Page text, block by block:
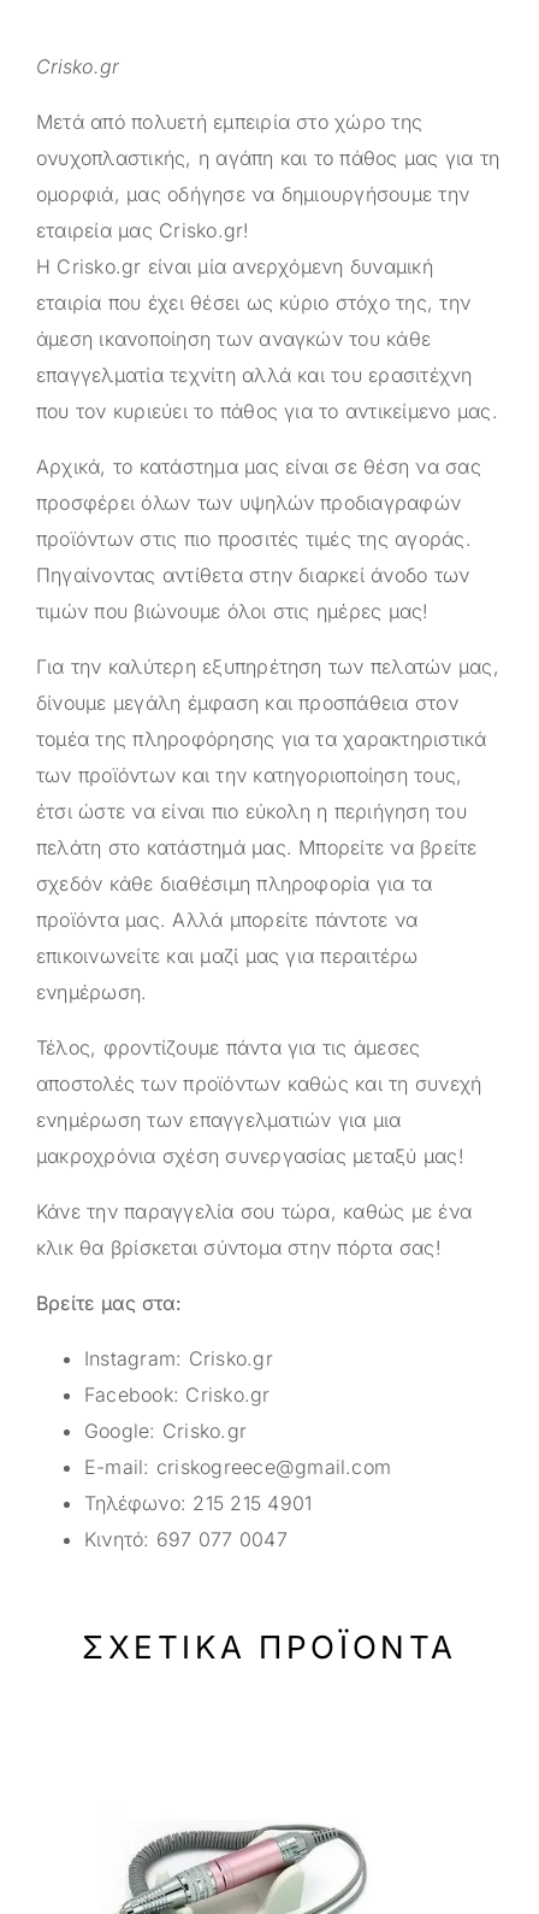
Crisko.gr
Μετά από πολυετή εμπειρία στο χώρο της
ονυχοπλαστικής, η αγάπη και το πάθος μας για τη
ομορφιά, μας οδήγησε να δημιουργήσουμε την
εταιρεία μας Crisko.gr!
Η Crisko.gr είναι μία ανερχόμενη δυναμική
εταιρία που έχει θέσει ως κύριο στόχο της, την
άμεση ικανοποίηση των αναγκών του κάθε
επαγγελματία τεχνίτη αλλά και του ερασιτέχνη
που τον κυριεύει το πάθος για το αντικείμενο μας.
Αρχικά, το κατάστημα μας είναι σε θέση να σας
προσφέρει όλων των υψηλών προδιαγραφών
προϊόντων στις πιο προσιτές τιμές της αγοράς.
Πηγαίνοντας αντίθετα στην διαρκεί άνοδο των
τιμών που βιώνουμε όλοι στις ημέρες μας!
Για την καλύτερη εξυπηρέτηση των πελατών μας,
δίνουμε μεγάλη έμφαση και προσπάθεια στον
τομέα της πληροφόρησης για τα χαρακτηριστικά
των προϊόντων και την κατηγοριοποίηση τους,
έτσι ώστε να είναι πιο εύκολη η περιήγηση του
πελάτη στο κατάστημά μας. Μπορείτε να βρείτε
σχεδόν κάθε διαθέσιμη πληροφορία για τα
προϊόντα μας. Αλλά μπορείτε πάντοτε να
επικοινωνείτε και μαζί μας για περαιτέρω
ενημέρωση.
Τέλος, φροντίζουμε πάντα για τις άμεσες
αποστολές των προϊόντων καθώς και τη συνεχή
ενημέρωση των επαγγελματιών για μια
μακροχρόνια σχέση συνεργασίας μεταξύ μας!
Κάνε την παραγγελία σου τώρα, καθώς με ένα
κλικ θα βρίσκεται σύντομα στην πόρτα σας!
Βρείτε μας στα:
Instagram: Crisko.gr
Facebook: Crisko.gr
Google: Crisko.gr
E-mail: criskogreece@gmail.com
Τηλέφωνο: 215 215 4901
Κινητό: 697 077 0047
ΣΧΕΤΙΚΆ ΠΡΟΪΌΝΤΑ